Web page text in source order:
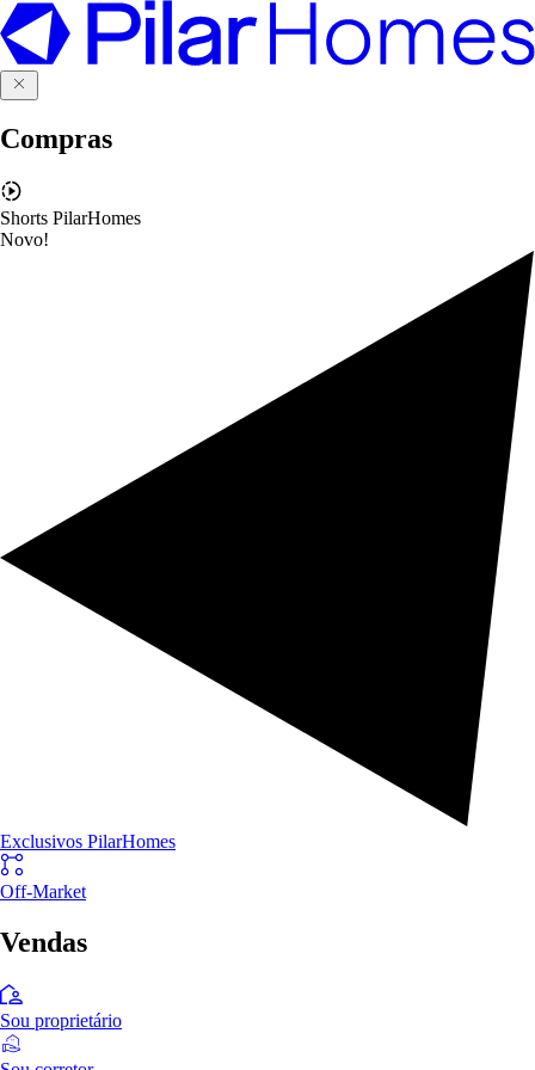
Compras
Shorts PilarHomes
Novo!
Exclusivos PilarHomes
Off-Market
Vendas
Sou proprietário